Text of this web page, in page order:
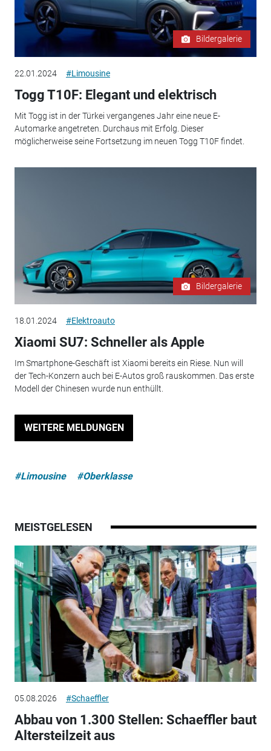
Bildergalerie
22.01.2024 #Limousine
Togg T10F: Elegant und elektrisch
Mit Togg ist in der Türkei vergangenes Jahr eine neue E-
Automarke angetreten. Durchaus mit Erfolg. Dieser
möglicherweise seine Fortsetzung im neuen Togg T10F findet.
Bildergalerie
18.01.2024 #Elektroauto
Xiaomi SU7: Schneller als Apple
Im Smartphone-Geschäft ist Xiaomi bereits ein Riese. Nun will
der Tech-Konzern auch bei E-Autos groß rauskommen. Das erste
Modell der Chinesen wurde nun enthüllt.
WEITERE MELDUNGEN
#Limousine #Oberklasse
MEISTGELESEN
05.08.2026 #Schaeffler
Abbau von 1.300 Stellen: Schaeffler baut
Altersteilzeit aus